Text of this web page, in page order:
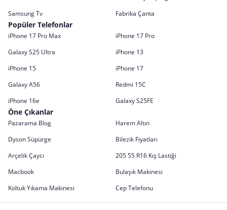
Samsung Tv
Fabrika Çanta
Popüler Telefonlar
iPhone 17 Pro Max
iPhone 17 Pro
Galaxy S25 Ultra
iPhone 13
iPhone 15
iPhone 17
Galaxy A56
Redmi 15C
iPhone 16e
Galaxy S25FE
Öne Çıkanlar
Pazarama Blog
Harem Altın
Dyson Süpürge
Bilezik Fiyatları
Arçelik Çaycı
205 55 R16 Kış Lastiği
Macbook
Bulaşık Makinesi
Koltuk Yıkama Makinesi
Cep Telefonu